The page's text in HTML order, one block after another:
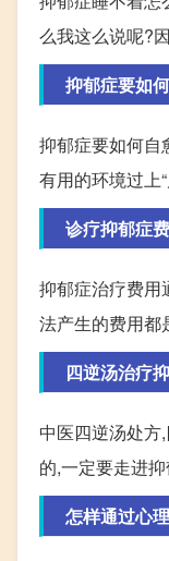
么我这么说呢?
抑郁症要如
抑郁症要如何
有用的环境过上
诊疗抑郁症
抑郁症治疗费用
法产生的费用都
四逆汤治疗
中医四逆汤处
的,一定要走进抑
怎样通过心